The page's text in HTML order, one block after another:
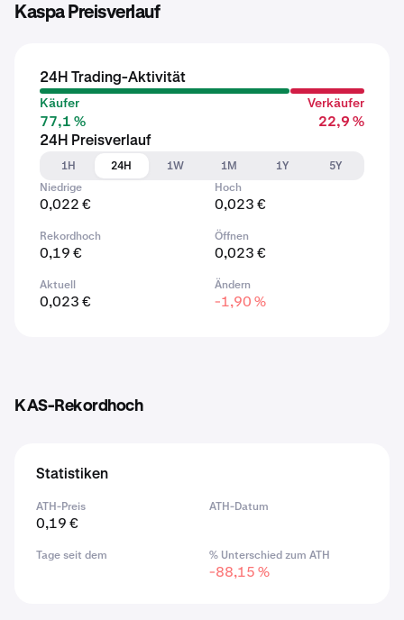
Kaspa Preisverlauf
24H Trading-Aktivität
Käufer
77,1 %
Verkäufer
22,9 %
24H Preisverlauf
1H
24H 1W 1M 1Y
5Y
Niedrige
0,022 €
Hoch
0,023 €
Rekordhoch
0,19 €
Öffnen
0,023 €
Aktuell
0,023 €
Ändern
-1,90 %
KAS-Rekordhoch
Statistiken
ATH-Preis
0,19 €
ATH-Datum
Tage seit dem % Unterschied zum ATH
-88,15 %